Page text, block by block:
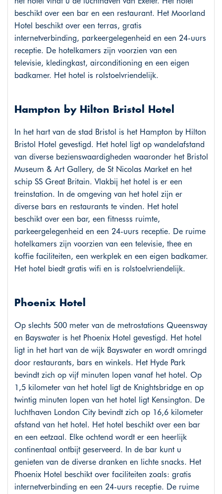
beschikt over een bar en een restaurant. Het Moorland
Hotel beschikt over een terras, gratis
internetverbinding, parkeergelegenheid en een 24-uurs
receptie. De hotelkamers zijn voorzien van een
televisie, kledingkast, airconditioning en een eigen
badkamer. Het hotel is rolstoelvriendelijk.
Hampton by Hilton Bristol Hotel
In het hart van de stad Bristol is het Hampton by Hilton
Bristol Hotel gevestigd. Het hotel ligt op wandelafstand
van diverse bezienswaardigheden waaronder het Bristol
Museum & Art Gallery, de St Nicolas Market en het
schip SS Great Britain. Vlakbij het hotel is er een
treinstation. In de omgeving van het hotel zijn er
diverse bars en restaurants te vinden. Het hotel
beschikt over een bar, een fitnesss ruimte,
parkeergelegenheid en een 24-uurs receptie. De ruime
hotelkamers zijn voorzien van een televisie, thee en
koffie faciliteiten, een werkplek en een eigen badkamer.
Het hotel biedt gratis wifi en is rolstoelvriendelijk.
Phoenix Hotel
Op slechts 500 meter van de metrostations Queensway
en Bayswater is het Phoenix Hotel gevestigd. Het hotel
ligt in het hart van de wijk Bayswater en wordt omringd
door restaurants, bars en winkels. Het Hyde Park
bevindt zich op vijf minuten lopen vanaf het hotel. Op
1,5 kilometer van het hotel ligt de Knightsbridge en op
twintig minuten lopen van het hotel ligt Kensington. De
luchthaven London City bevindt zich op 16,6 kilometer
afstand van het hotel. Het hotel beschikt over een bar
en een eetzaal. Elke ochtend wordt er een heerlijk
continentaal ontbijt geserveerd. In de bar kunt u
genieten van de diverse dranken en lichte snacks. Het
Phoenix Hotel beschikt over faciliteiten zoals: gratis
internetverbinding en een 24-uurs receptie. De ruime